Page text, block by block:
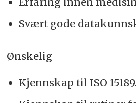
Svært gode
Ønskelig
Kjennskap til ISO 15189.